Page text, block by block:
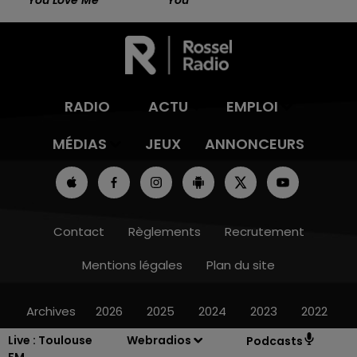
Live : Toulouse
Webradios Podcasts
RADIO ACTU
EMPLOI
MÉDIAS
JEUX ANNONCEURS
Contact Règlements
Recrutement
Mentions légales
Plan du site
Archives 2026 2025 2024 2023 2022